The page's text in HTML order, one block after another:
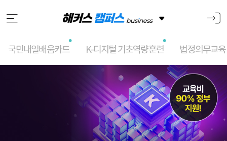
국민내일배움카드 K-디지털 기초역량훈련 법정의무교육